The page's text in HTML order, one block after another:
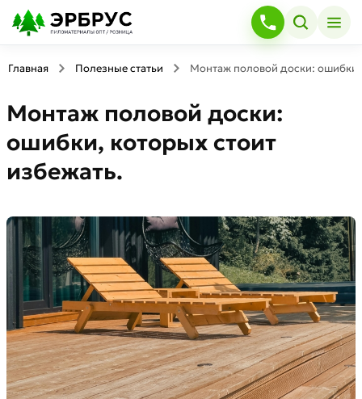
Главная Полезные статьи Монтаж половой доски: ошибки,
Монтаж половой доски:
ошибки, которых стоит
избежать.